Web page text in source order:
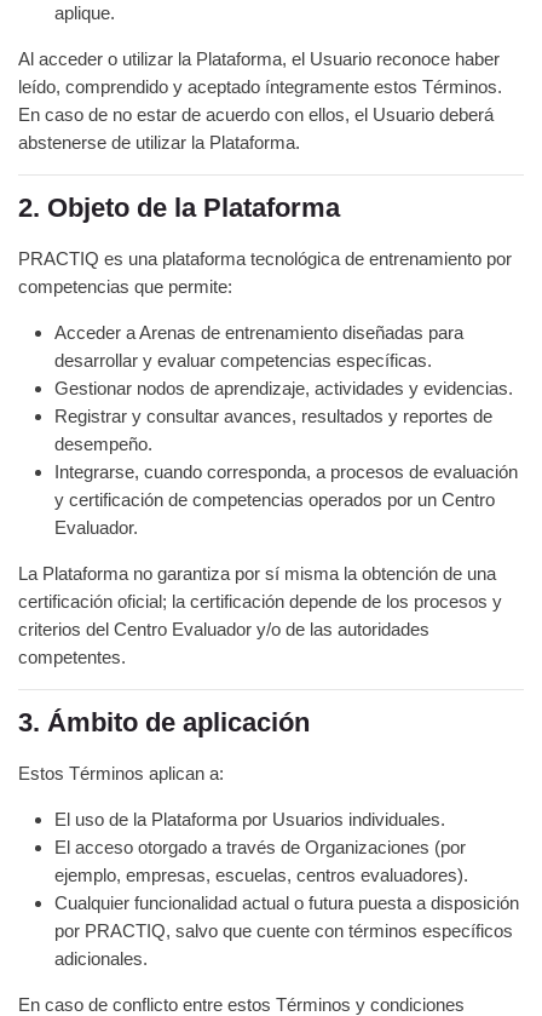
aplique.
Al acceder o utilizar la Plataforma, el Usuario reconoce haber
leído, comprendido y aceptado íntegramente estos Términos.
En caso de no estar de acuerdo con ellos, el Usuario deberá
abstenerse de utilizar la Plataforma.
2. Objeto de la Plataforma
PRACTIQ es una plataforma tecnológica de entrenamiento por
competencias que permite:
Acceder a Arenas de entrenamiento diseñadas para
desarrollar y evaluar competencias específicas.
Gestionar nodos de aprendizaje, actividades y evidencias.
Registrar y consultar avances, resultados y reportes de
desempeño.
Integrarse, cuando corresponda, a procesos de evaluación
y certificación de competencias operados por un Centro
Evaluador.
La Plataforma no garantiza por sí misma la obtención de una
certificación oficial; la certificación depende de los procesos y
criterios del Centro Evaluador y/o de las autoridades
competentes.
3. Ámbito de aplicación
Estos Términos aplican a:
El uso de la Plataforma por Usuarios individuales.
El acceso otorgado a través de Organizaciones (por
ejemplo, empresas, escuelas, centros evaluadores).
Cualquier funcionalidad actual o futura puesta a disposición
por PRACTIQ, salvo que cuente con términos específicos
adicionales.
En caso de conflicto entre estos Términos y condiciones